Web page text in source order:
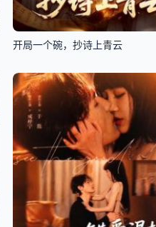
开局一个碗，抄诗上青云